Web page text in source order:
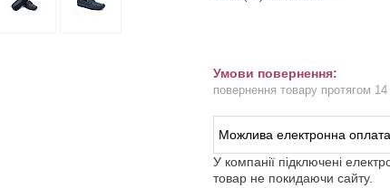
повернення товару протягом 14
У компанії підключені
товар не покидаючи сайту.